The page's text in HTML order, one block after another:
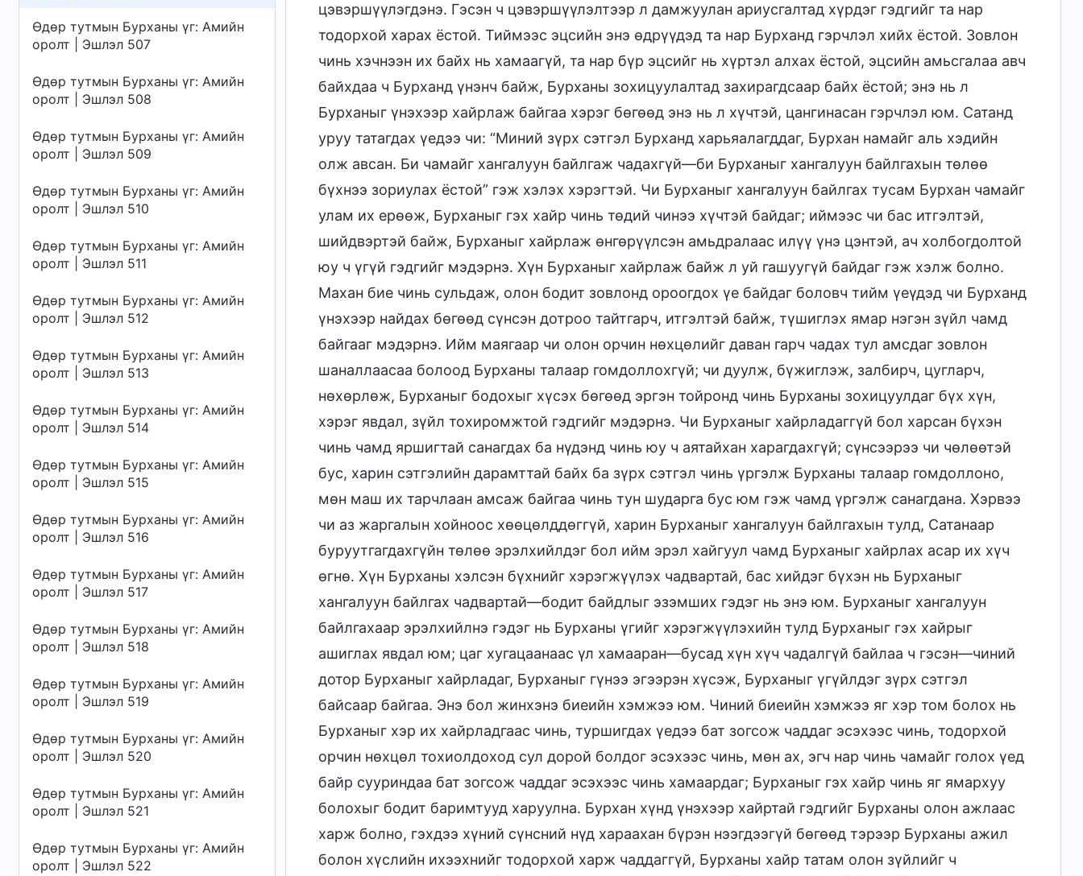
Өдөр тутмын Бурханы үг: Амийн
оролт | Эшлэл 507
Өдөр тутмын Бурханы үг: Амийн
оролт | Эшлэл 508
Өдөр тутмын Бурханы үг: Амийн
оролт | Эшлэл 509
Өдөр тутмын Бурханы үг: Амийн
оролт | Эшлэл 510
Өдөр тутмын Бурханы үг: Амийн
оролт | Эшлэл 511
Өдөр тутмын Бурханы үг: Амийн
оролт | Эшлэл 512
Өдөр тутмын Бурханы үг: Амийн
оролт | Эшлэл 513
Өдөр тутмын Бурханы үг: Амийн
оролт | Эшлэл 514
Өдөр тутмын Бурханы үг: Амийн
оролт | Эшлэл 515
Өдөр тутмын Бурханы үг: Амийн
оролт | Эшлэл 516
Өдөр тутмын Бурханы үг: Амийн
оролт | Эшлэл 517
Өдөр тутмын Бурханы үг: Амийн
оролт | Эшлэл 518
Өдөр тутмын Бурханы үг: Амийн
оролт | Эшлэл 519
Өдөр тутмын Бурханы үг: Амийн
оролт | Эшлэл 520
Өдөр тутмын Бурханы үг: Амийн
оролт | Эшлэл 521
Өдөр тутмын Бурханы үг: Амийн
оролт | Эшлэл 522
цэвэршүүлэгдэнэ. Гэсэн ч цэвэршүүлэлтээр л дамжуулан ариусгалтад хүрдэг гэдгийг та нар
тодорхой харах ёстой. Тиймээс эцсийн энэ өдрүүдэд та нар Бурханд гэрчлэл хийх ёстой. Зовлон
чинь хэчнээн их байх нь хамаагүй, та нар бүр эцсийг нь хүртэл алхах ёстой, эцсийн амьсгалаа авч
байхдаа ч Бурханд үнэнч байж, Бурханы зохицуулалтад захирагдсаар байх ёстой; энэ нь л
Бурханыг үнэхээр хайрлаж байгаа хэрэг бөгөөд энэ нь л хүчтэй, цангинасан гэрчлэл юм. Сатанд
уруу татагдах үедээ чи: “Миний зүрх сэтгэл Бурханд харьяалагддаг, Бурхан намайг аль хэдийн
олж авсан. Би чамайг хангалуун байлгаж чадахгүй—би Бурханыг хангалуун байлгахын төлөө
бүхнээ зориулах ёстой” гэж хэлэх хэрэгтэй. Чи Бурханыг хангалуун байлгах тусам Бурхан чамайг
улам их ерөөж, Бурханыг гэх хайр чинь төдий чинээ хүчтэй байдаг; иймээс чи бас итгэлтэй,
шийдвэртэй байж, Бурханыг хайрлаж өнгөрүүлсэн амьдралаас илүү үнэ цэнтэй, ач холбогдолтой
юу ч үгүй гэдгийг мэдэрнэ. Хүн Бурханыг хайрлаж байж л уй гашуугүй байдаг гэж хэлж болно.
Махан бие чинь сульдаж, олон бодит зовлонд ороогдох үе байдаг боловч тийм үеүдэд чи Бурханд
үнэхээр найдах бөгөөд сүнсэн дотроо тайтгарч, итгэлтэй байж, түшиглэх ямар нэгэн зүйл чамд
байгааг мэдэрнэ. Ийм маягаар чи олон орчин нөхцөлийг даван гарч чадах тул амсдаг зовлон
шаналлаасаа болоод Бурханы талаар гомдоллохгүй; чи дуулж, бүжиглэж, залбирч, цугларч,
нөхөрлөж, Бурханыг бодохыг хүсэх бөгөөд эргэн тойронд чинь Бурханы зохицуулдаг бүх хүн,
хэрэг явдал, зүйл тохиромжтой гэдгийг мэдэрнэ. Чи Бурханыг хайрладаггүй бол харсан бүхэн
чинь чамд яршигтай санагдах ба нүдэнд чинь юу ч аятайхан харагдахгүй; сүнсээрээ чи чөлөөтэй
бус, харин сэтгэлийн дарамттай байх ба зүрх сэтгэл чинь үргэлж Бурханы талаар гомдоллоно,
мөн маш их тарчлаан амсаж байгаа чинь тун шударга бус юм гэж чамд үргэлж санагдана. Хэрвээ
чи аз жаргалын хойноос хөөцөлддөггүй, харин Бурханыг хангалуун байлгахын тулд, Сатанаар
буруутгагдахгүйн төлөө эрэлхийлдэг бол ийм эрэл хайгуул чамд Бурханыг хайрлах асар их хүч
өгнө. Хүн Бурханы хэлсэн бүхнийг хэрэгжүүлэх чадвартай, бас хийдэг бүхэн нь Бурханыг
хангалуун байлгах чадвартай—бодит байдлыг эзэмших гэдэг нь энэ юм. Бурханыг хангалуун
байлгахаар эрэлхийлнэ гэдэг нь Бурханы үгийг хэрэгжүүлэхийн тулд Бурханыг гэх хайрыг
ашиглах явдал юм; цаг хугацаанаас үл хамааран—бусад хүн хүч чадалгүй байлаа ч гэсэн—чиний
дотор Бурханыг хайрладаг, Бурханыг гүнээ эгээрэн хүсэж, Бурханыг үгүйлдэг зүрх сэтгэл
байсаар байгаа. Энэ бол жинхэнэ биеийн хэмжээ юм. Чиний биеийн хэмжээ яг хэр том болох нь
Бурханыг хэр их хайрладгаас чинь, туршигдах үедээ бат зогсож чаддаг эсэхээс чинь, тодорхой
орчин нөхцөл тохиолдоход сул дорой болдог эсэхээс чинь, мөн ах, эгч нар чинь чамайг голох үед
байр сууриндаа бат зогсож чаддаг эсэхээс чинь хамаардаг; Бурханыг гэх хайр чинь яг ямархуу
болохыг бодит баримтууд харуулна. Бурхан хүнд үнэхээр хайртай гэдгийг Бурханы олон ажлаас
харж болно, гэхдээ хүний сүнсний нүд хараахан бүрэн нээгдээгүй бөгөөд тэрээр Бурханы ажил
болон хүслийн ихээхнийг тодорхой харж чаддаггүй, Бурханы хайр татам олон зүйлийг ч